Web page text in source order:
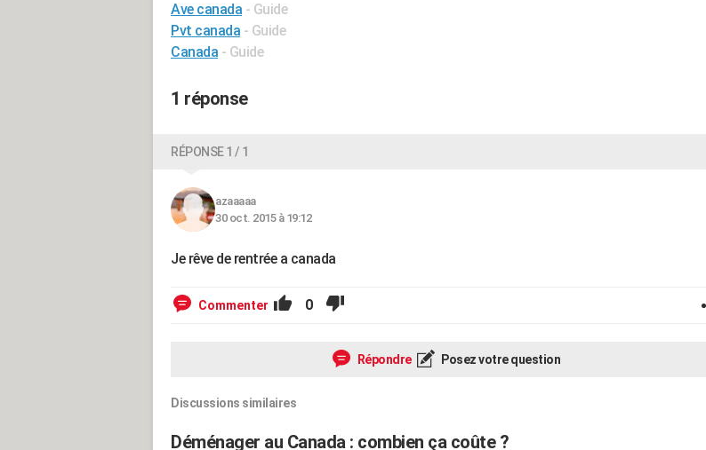
Ave canada - Guide
Pvt canada - Guide
Canada - Guide
1 réponse
RÉPONSE 1 / 1
azaaaaa
30 oct. 2015 à 19:12
Je rêve de rentrée a canada
Commenter 0
Répondre Posez votre question
Discussions similaires
Déménager au Canada : combien ça coûte ?